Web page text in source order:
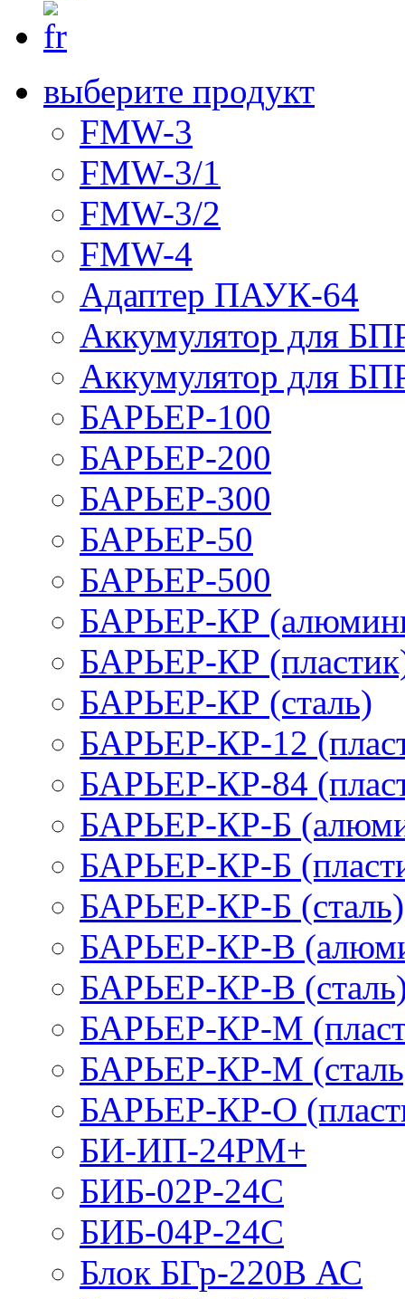
выберите продукт
FMW-3
FMW-3/1
FMW-3/2
FMW-4
Адаптер ПАУК-64
Аккумулятор для
Аккумулятор для
БАРЬЕР-100
БАРЬЕР-200
БАРЬЕР-300
БАРЬЕР-50
БАРЬЕР-500
БАРЬЕР-КР
БАРЬЕР-КР
БАРЬЕР-КР (сталь)
БАРЬЕР-КР-12
БАРЬЕР-КР-84
БАРЬЕР-КР-Б
БАРЬЕР-КР-Б
БАРЬЕР-КР-Б (сталь)
БАРЬЕР-КР-В
БАРЬЕР-КР-В
БАРЬЕР-КР-М
БАРЬЕР-КР-М
БАРЬЕР-КР-О
БИ-ИП-24РМ+
БИБ-02Р-24С
БИБ-04Р-24С
Блок БГр-220В АС